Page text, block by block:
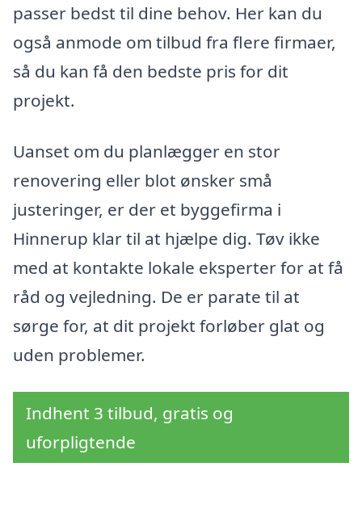
passer bedst til dine behov. Her kan du
også anmode om tilbud fra flere firmaer,
så du kan få den bedste pris for dit
projekt.
Uanset om du planlægger en stor
renovering eller blot ønsker små
justeringer, er der et byggefirma i
Hinnerup klar til at hjælpe dig. Tøv ikke
med at kontakte lokale eksperter for at få
råd og vejledning. De er parate til at
sørge for, at dit projekt forløber glat og
uden problemer.
Indhent 3 tilbud, gratis og
uforpligtende